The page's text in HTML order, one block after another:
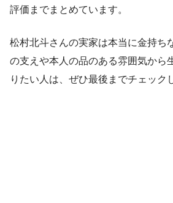
評価までまとめています。
松村北斗さんの実家は本当に金持ち
の支えや本人の品のある雰囲気から
りたい人は、ぜひ最後までチェック